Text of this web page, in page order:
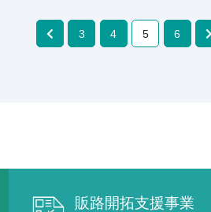
3 4 5 6
販路開拓支援事業